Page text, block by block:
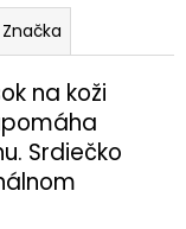
Značka
na koži
Srdiečko